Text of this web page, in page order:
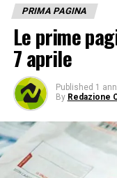
PRIMA PAGINA
Le prime
7 aprile
Published 1
By Redazione